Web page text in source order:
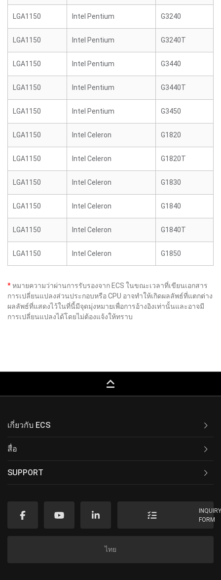
LGA1150 Intel Pentium G3240
LGA1150 Intel Pentium G3240T
LGA1150 Intel Pentium G3440
LGA1150 Intel Pentium G3440T
LGA1150 Intel Pentium G3450
LGA1150 Intel Celeron G1820
LGA1150 Intel Celeron G1820T
LGA1150 Intel Celeron G1830
LGA1150 Intel Celeron G1840
LGA1150 Intel Celeron G1840T
LGA1150 Intel Celeron G1850
*หมายความว่าผ่านการรับรองจาก ECS ในขณะเวลาที่เขียนเอกสาร
การเปลี่ยนแปลงส่วนประกอบหรือ CPU อาจทำให้เกิดผลลัพธ์ที่แตกต่าง
ผลลัพธ์ที่แสดงไว้ในที่นี้มีจุดมุ่งหมายเพื่อการอ้างอิงเท่านั้นและอาจมี
การเปลี่ยนแปลงได้โดยไม่ต้องแจ้งให้ทราบ
keyboard_capslock
เกี่ยวกับ ECS
สื่อ
SUPPORT
FORM
ไทย